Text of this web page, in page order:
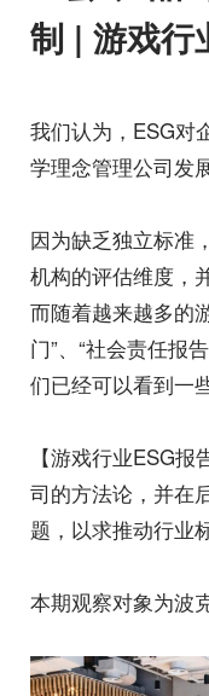
制 | 游戏行
我们认为，ESG对
学理念管理公司发展
因为缺乏独立标准
机构的评估维度，
而随着越来越多的
门”、“社会责任报
们已经可以看到一
【游戏行业ESG
司的方法论，并在
题，以求推动行业
本期观察对象为波